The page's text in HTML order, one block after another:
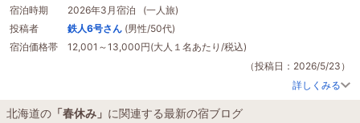
朝は替えが自由なのでよかったです。
お風呂は肌に優しいお湯で、露天は留萠線ラストランの3日前ということもあ
り、涙雨が冷たかったです。
ポイント利用で割安に泊まれましたが、コスパは春休み
宿泊時期
2026年3月宿泊 (一人旅)
投稿者
鉄人6号さん (男性/50代)
宿泊価格帯
12,001～13,000円(大人１名あたり/税込)
（投稿日：2026/5/23）
詳しくみる
北海道の 「春休み」 に関連する最新の宿ブログ